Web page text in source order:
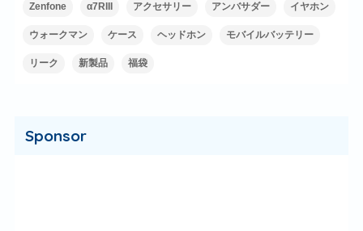
Zenfone α7RIII アクセサリー アンバサダー イヤホン
ウォークマン ケース ヘッドホン モバイルバッテリー
リーク 新製品 福袋
Sponsor